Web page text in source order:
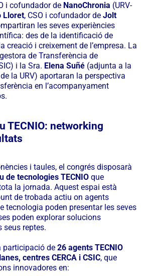
i cofundador de NanoChronia (URV-
Lloret, CSO i cofundador deJolt
les seves experiències
des de la identificació de
creació i creixement de l’empresa. La
de Transferència de
i la Sra. Elena Suñé (adjunta a la
la URV) aportaran la perspectiva
en l’acompanyament
TECNIO: networking
i taules, el congrés disposarà
de tecnologies TECNIO que
la jornada. Aquest espai està
de trobada actiu on agents
tecnologia poden presentar les seves
poden explorar solucions
seus reptes.
participació de 26 agents TECNIO
centres CERCA i CSIC, que
innovadores en: